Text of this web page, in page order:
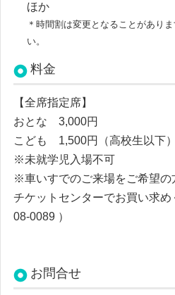
ほか
＊時間割は変更となることがあり
い。
料金
【全席指定席】
おとな 3,000円
こども 1,500円（高校生以下）
※未就学児入場不可
※車いすでのご来場をご希望の
チケットセンターでお買い求
08-0089 ）
お問合せ